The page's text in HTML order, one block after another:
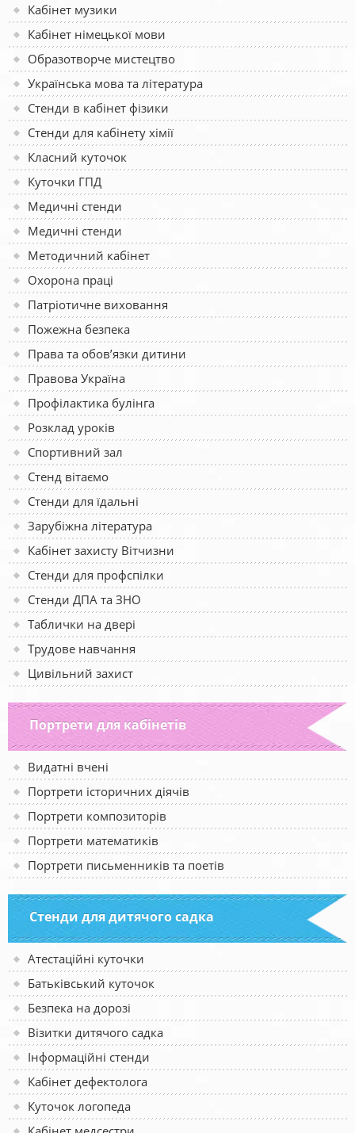
Кабінет музики
Кабінет німецької мови
Образотворче мистецтво
Українська мова та література
Стенди в кабінет фізики
Стенди для кабінету хімії
Класний куточок
Куточки ГПД
Медичні стенди
Медичні стенди
Методичний кабінет
Охорона праці
Патріотичне виховання
Пожежна безпека
Права та обов’язки дитини
Правова Україна
Профілактика булінга
Розклад уроків
Спортивний зал
Стенд вітаємо
Стенди для їдальні
Зарубіжна література
Кабінет захисту Вітчизни
Стенди для профспілки
Стенди ДПА та ЗНО
Таблички на двері
Трудове навчання
Цивільний захист
Портрети для кабінетів
Видатні вчені
Портрети історичних діячів
Портрети композиторів
Портрети математиків
Портрети письменників та поетів
Стенди для дитячого садка
Атестаційні куточки
Батьківський куточок
Безпека на дорозі
Візитки дитячого садка
Інформаційні стенди
Кабінет дефектолога
Куточок логопеда